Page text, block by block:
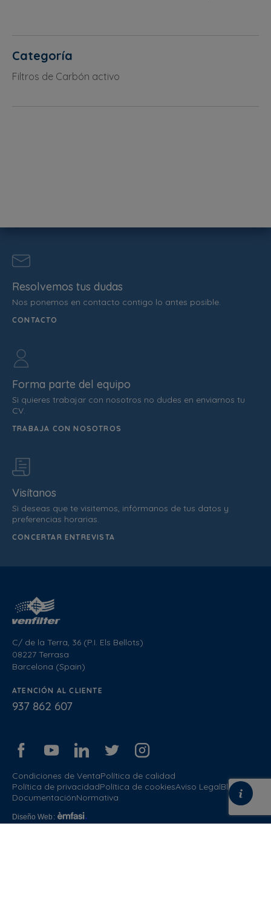
Categoría
Filtros de Carbón activo
C/ de la Terra, 36 (P.I. Els Bellots)
08227 Terrasa
Barcelona (Spain)
ATENCIÓN AL CLIENTE
937 862 607
Condiciones de VentaPolítica de calidad
Política de privacidadPolítica de cookiesAviso LegalBlog
DocumentaciónNormativa
Diseño Web :
Resolvemos tus dudas
Nos ponemos en contacto contigo lo antes posible.
CONTACTO
Forma parte del equipo
Si quieres trabajar con nosotros no dudes en enviarnos tu
CV.
TRABAJA CON NOSOTROS
Visítanos
Si deseas que te visitemos, infórmanos de tus datos y
preferencias horarias.
CONCERTAR ENTREVISTA